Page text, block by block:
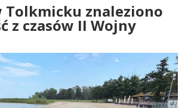
Tolkmicku znaleziono
z czasów II Wojny